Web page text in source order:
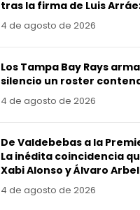
tras la firma de Luis
4 de agosto de 2026
Los Tampa Bay Rays
silencio un roster
4 de agosto de 2026
De Valdebebas a la
La inédita coincidencia
Xabi Alonso y Álvaro
4 de agosto de 2026